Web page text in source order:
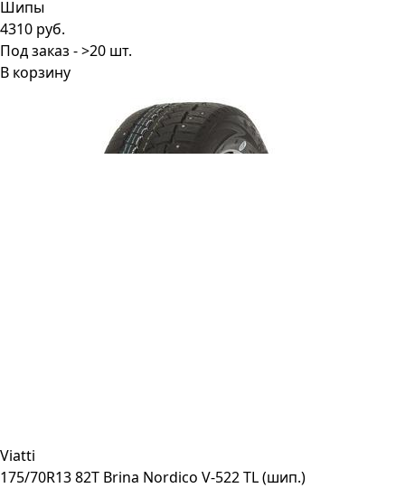
4310 руб.
Под заказ - >20 шт.
В корзину
Viatti
175/70R13 82T Brina Nordico V-522 TL (шип.)